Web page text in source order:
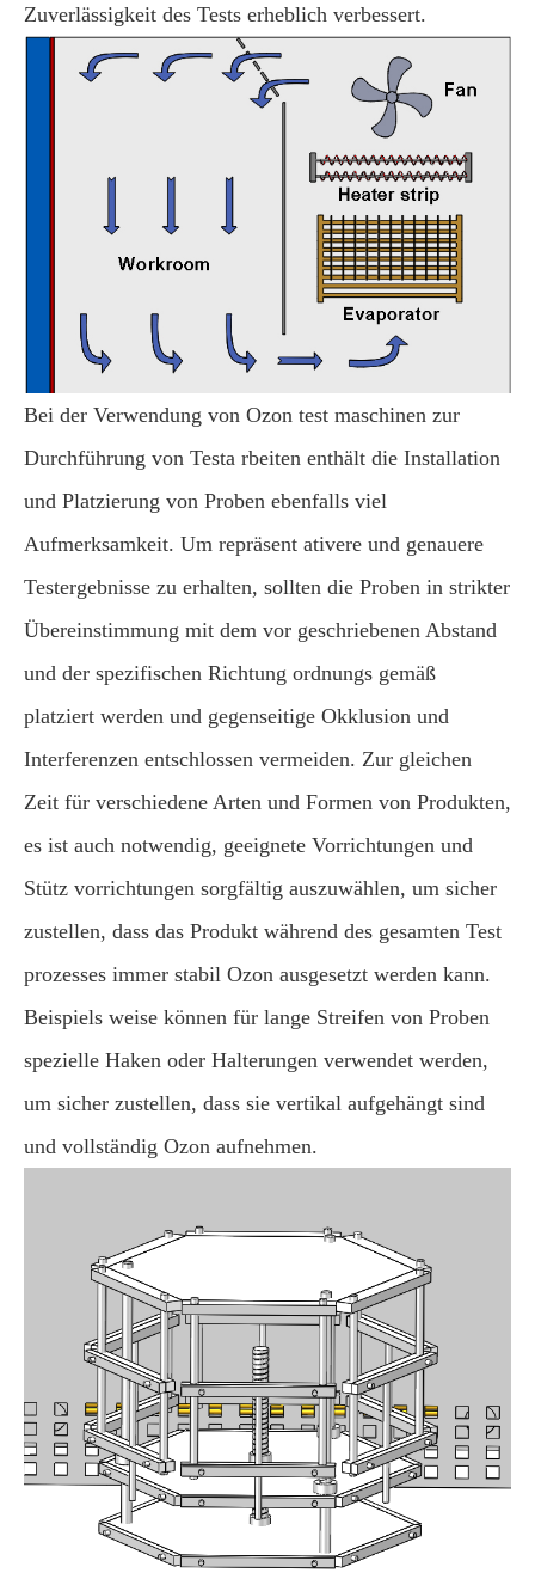
Zuverlässigkeit des Tests erheblich verbessert.
Bei der Verwendung von Ozon test maschinen zur
Durchführung von Testa rbeiten enthält die Installation
und Platzierung von Proben ebenfalls viel
Aufmerksamkeit. Um repräsent ativere und genauere
Testergebnisse zu erhalten, sollten die Proben in strikter
Übereinstimmung mit dem vor geschriebenen Abstand
und der spezifischen Richtung ordnungs gemäß
platziert werden und gegenseitige Okklusion und
Interferenzen entschlossen vermeiden. Zur gleichen
Zeit für verschiedene Arten und Formen von Produkten,
es ist auch notwendig, geeignete Vorrichtungen und
Stütz vorrichtungen sorgfältig auszuwählen, um sicher
zustellen, dass das Produkt während des gesamten Test
prozesses immer stabil Ozon ausgesetzt werden kann.
Beispiels weise können für lange Streifen von Proben
spezielle Haken oder Halterungen verwendet werden,
um sicher zustellen, dass sie vertikal aufgehängt sind
und vollständig Ozon aufnehmen.